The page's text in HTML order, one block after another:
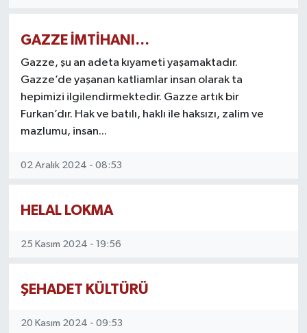
GAZZE İMTİHANI…
Gazze, şu an adeta kıyameti yaşamaktadır.
Gazze’de yaşanan katliamlar insan olarak ta
hepimizi ilgilendirmektedir. Gazze artık bir
Furkan’dır. Hak ve batılı, haklı ile haksızı, zalim ve
mazlumu, insan...
02 Aralık 2024 - 08:53
HELAL LOKMA
25 Kasım 2024 - 19:56
ŞEHADET KÜLTÜRÜ
20 Kasım 2024 - 09:53